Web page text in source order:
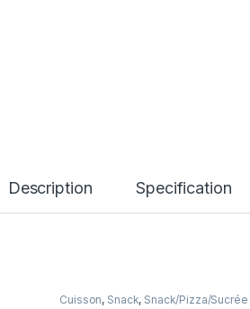
Description Specification
Cuisson, Snack, Snack/Pizza/Sucrée